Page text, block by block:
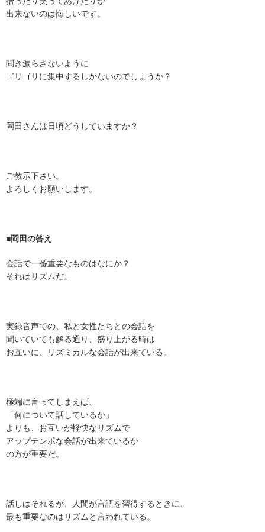
出来ないのは悔しいです。
聞き漏らさないように
ゴリゴリに集中するしかないのでしょうか？
岡田さんは日頃どうしていますか？
ご教示下さい。
よろしくお願いします。
■岡田の答え
会話で一番重要なものはなにか？
それはリズムだ。
実録音声での、私と女性たちとの会話を
聞いていても解る通り、盛り上がる時は
お互いに、リズミカルな会話が出来ている。
極端に言ってしまえば、
「何について話しているか」
よりも、お互いが軽快なリズムで
アップテンポな会話が出来ているか
の方が重要だ。
話しはそれるが、人間が言語を習得するときに、
最も重要なのはリズムと言われている。